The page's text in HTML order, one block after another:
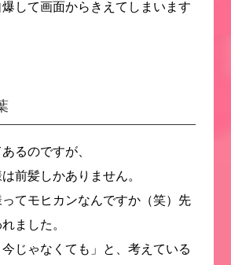
して画面からきえてしまいます
るのですが、
前髪しかありません。
てモヒカンなんですか（笑）先
ました。
今じゃなくても」と、考えている